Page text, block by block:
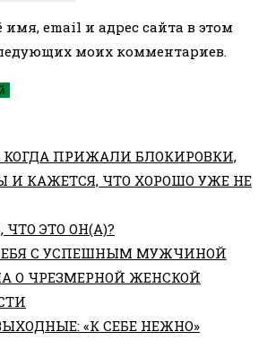
email и адрес сайта в этом
моих комментариев.
КОГДА ПРИЖАЛИ БЛОКИРОВКИ,
И КАЖЕТСЯ, ЧТО ХОРОШО УЖЕ НЕ
ЭТО ОН(А)?
С УСПЕШНЫМ МУЖЧИНОЙ
О ЧРЕЗМЕРНОЙ ЖЕНСКОЙ
«К СЕБЕ НЕЖНО»